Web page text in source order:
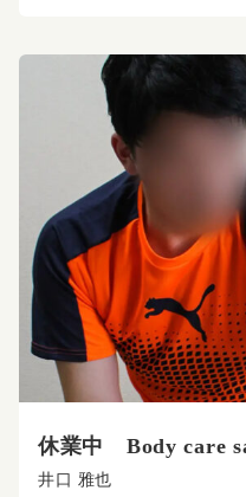
休業中 Body care
井口 雅也